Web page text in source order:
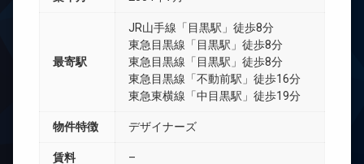
最寄駅
JR山手線「目黒駅」徒歩8分
東急目黒線「目黒駅」徒歩8分
東急目黒線「目黒駅」徒歩8分
東急目黒線「不動前駅」徒歩16分
東急東横線「中目黒駅」徒歩19分
物件特徴 デザイナーズ
賃料 –